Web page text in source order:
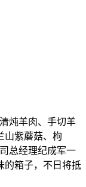
炖羊肉、手切羊
山紫蘑菇、枸
总经理纪成军一
的箱子，不日将抵